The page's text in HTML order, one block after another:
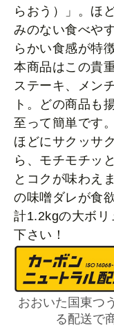
らおう）」。ほ
みのない食べや
らかい食感が特
本商品はこの貴
ステーキ、メン
ト。どの商品も
至って簡単です
ほどにサクッサ
ら、モチモチッ
とコクが味わえ
の味噌ダレが食
計1.2kgの大ボリ
下さい！
おおいた国東つ
る配送で